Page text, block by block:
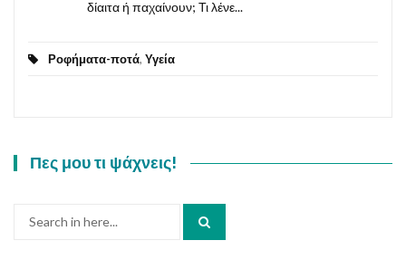
δίαιτα ή παχαίνουν; Τι λένε...
Ροφήματα-ποτά, Υγεία
Πες μου τι ψάχνεις!